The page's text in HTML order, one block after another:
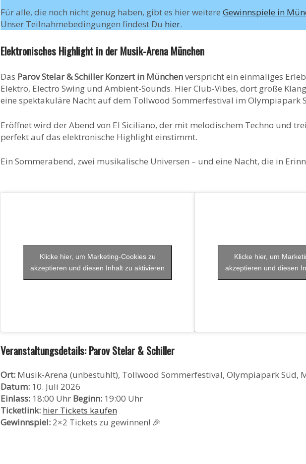
Für alle, die noch nicht genug haben, gibt es hier weitere Gewinnspiele in
Unser Teilnahmebedingungen findest Du hier.
Elektronisches Highlight in der Musik-Arena München
Das Parov Stelar & Schiller Konzert in Münchenverspricht ein einmaliges
Elektro, Electro Swing und Ambient-Sounds. Hier Club-Vibes, dort große
eine spektakuläre Nacht auf dem Tollwood Sommerfestival im Olympiapark
Eröffnet wird der Abend von El Siciliano, der mit melodischem Techno und
perfekt auf das elektronische Highlight einstimmt.
Ein Sommerabend, zwei musikalische Universen – und eine Nacht, die in
Klicke hier, um Marketing-Cookies zu
akzeptieren und diesen Inhalt zu aktivieren
Klicke hier, um
akzeptieren und diesen
Veranstaltungsdetails: Parov Stelar & Schiller
Ort:Musik-Arena (unbestuhlt), Tollwood Sommerfestival, Olympiapark Süd,
Datum:10. Juli 2026
Einlass:18:00 Uhr Beginn:19:00 Uhr
Ticketlink: hier Tickets kaufen
Gewinnspiel:2×2 Tickets zu gewinnen! 🎉